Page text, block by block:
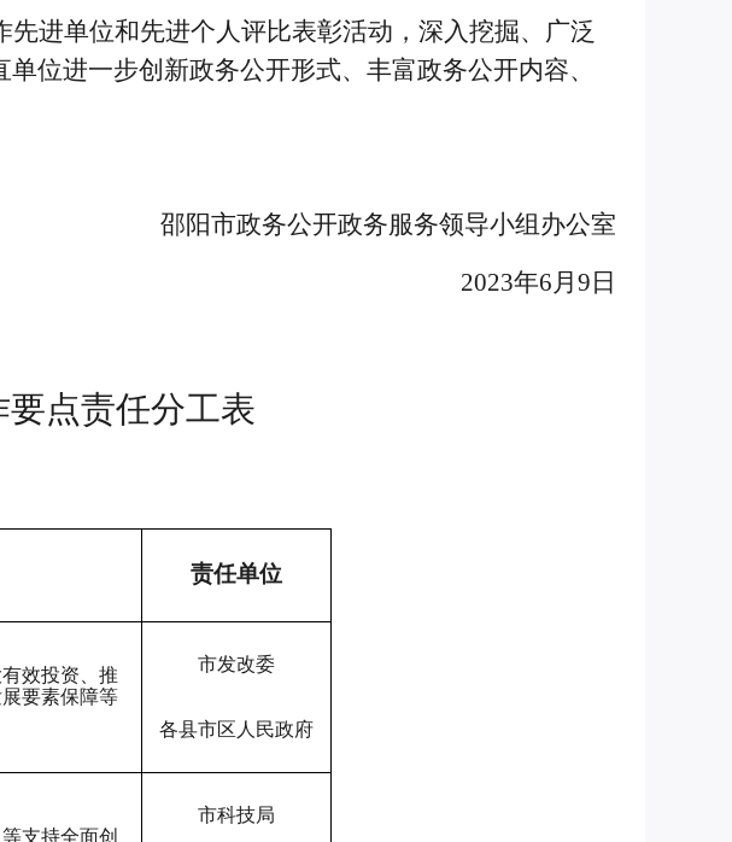
进单位和先进个人评比表彰活动，深入挖掘、广泛
位进一步创新政务公开形式、丰富政务公开内容、
邵阳市政务公开政务服务领导小组办公室
2023年6月9日
点责任分工表
责任单位
效投资、推
要素保障等
市发改委
各县市区人民政府
支持全面创
市科技局